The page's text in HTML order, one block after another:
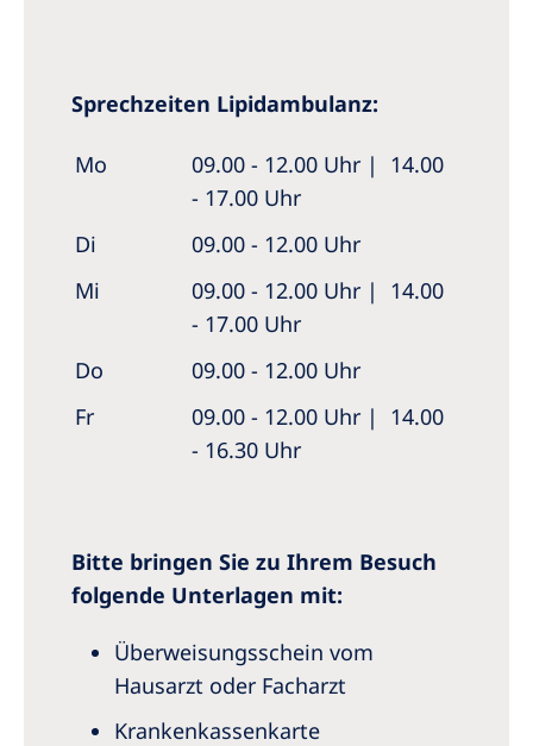
Sprechzeiten Lipidambulanz:
Mo
09.00 - 12.00 Uhr | 14.00
- 17.00 Uhr
Di
09.00 - 12.00 Uhr
Mi
09.00 - 12.00 Uhr | 14.00
- 17.00 Uhr
Do
09.00 - 12.00 Uhr
Fr
09.00 - 12.00 Uhr | 14.00
- 16.30 Uhr
Bitte bringen Sie zu Ihrem Besuch
folgende Unterlagen mit:
Überweisungsschein vom
Hausarzt oder Facharzt
Krankenkassenkarte